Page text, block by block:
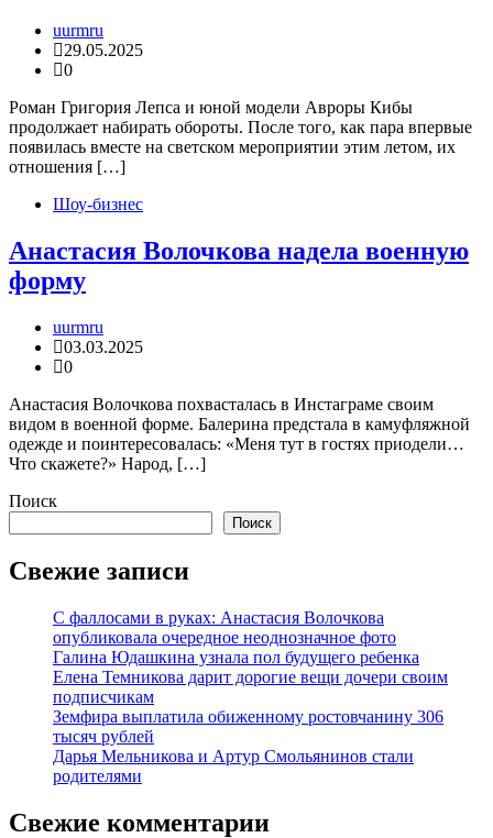
uurmru
29.05.2025
0
Роман Григория Лепса и юной модели Авроры Кибы
продолжает набирать обороты. После того, как пара впервые
появилась вместе на светском мероприятии этим летом, их
отношения […]
Шоу-бизнес
Анастасия Волочкова надела военную
форму
uurmru
03.03.2025
0
Анастасия Волочкова похвасталась в Инстаграме своим
видом в военной форме. Балерина предстала в камуфляжной
одежде и поинтересовалась: «Меня тут в гостях приодели…
Что скажете?» Народ, […]
Поиск
Поиск
Свежие записи
С фаллосами в руках: Анастасия Волочкова
опубликовала очередное неоднозначное фото
Галина Юдашкина узнала пол будущего ребенка
Елена Темникова дарит дорогие вещи дочери своим
подписчикам
Земфира выплатила обиженному ростовчанину 306
тысяч рублей
Дарья Мельникова и Артур Смольянинов стали
родителями
Свежие комментарии